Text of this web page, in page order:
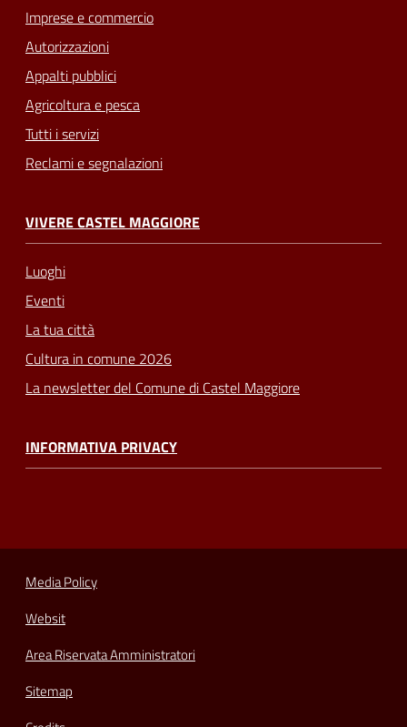
Imprese e commercio
Autorizzazioni
Appalti pubblici
Agricoltura e pesca
Tutti i servizi
Reclami e segnalazioni
VIVERE CASTEL MAGGIORE
Luoghi
Eventi
La tua città
Cultura in comune 2026
La newsletter del Comune di Castel Maggiore
INFORMATIVA PRIVACY
Media Policy
Websit
Area Riservata Amministratori
Sitemap